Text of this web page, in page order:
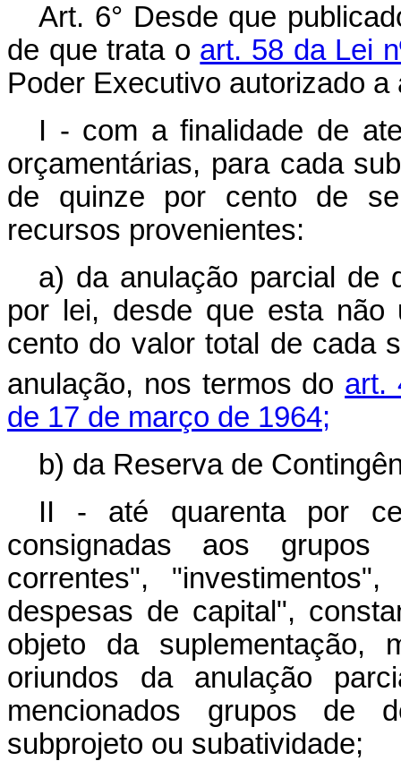
Art. 6° Desde que
de que trata o art. 58 da Lei
Poder Executivo autorizado
I - com a finalidade de
orçamentárias, para cada
de quinze por cento de
recursos provenientes:
a) da anulação parcial de
por lei, desde que esta não
cento do valor total de cada
anulação, nos termos do art.
de 17 de março de 1964;
b) da Reserva de
II - até quarenta por
consignadas aos grupos
correntes",
despesas de capital",
objeto da suplementação,
oriundos da anulação
mencionados grupos de
subprojeto ou subatividade;